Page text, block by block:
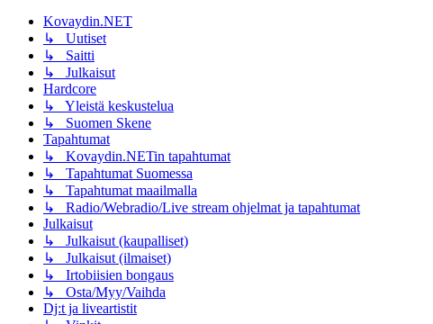
Kovaydin.NET
↳ Uutiset
↳ Saitti
↳ Julkaisut
Hardcore
↳ Yleistä keskustelua
↳ Suomen Skene
Tapahtumat
↳ Kovaydin.NETin tapahtumat
↳ Tapahtumat Suomessa
↳ Tapahtumat maailmalla
↳ Radio/Webradio/Live stream ohjelmat ja tapahtumat
Julkaisut
↳ Julkaisut (kaupalliset)
↳ Julkaisut (ilmaiset)
↳ Irtobiisien bongaus
↳ Osta/Myy/Vaihda
Dj:t ja liveartistit